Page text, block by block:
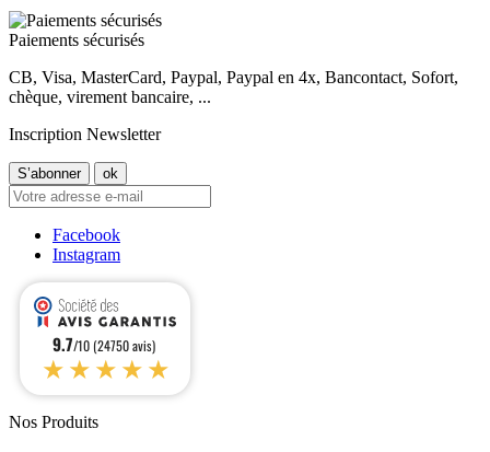
Paiements sécurisés
CB, Visa, MasterCard, Paypal, Paypal en 4x, Bancontact, Sofort,
chèque, virement bancaire, ...
Inscription Newsletter
Facebook
Instagram
9.7/10 (24750 avis)
★★★★★
Nos Produits